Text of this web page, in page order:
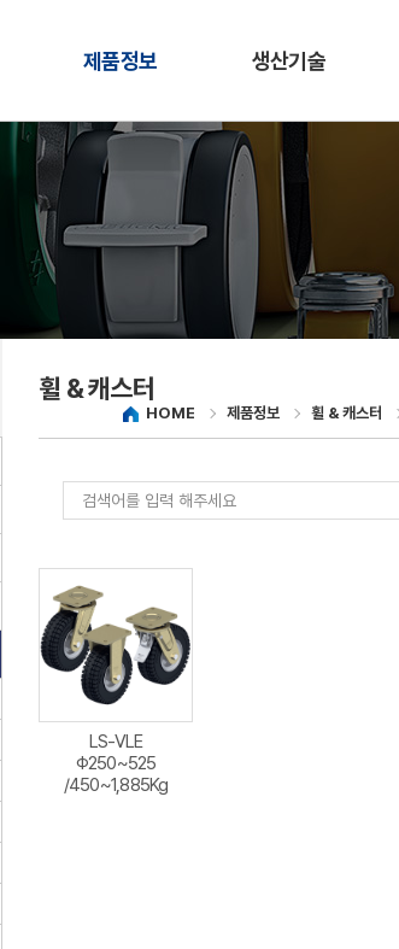
제품정보 생산기술
휠 & 캐스터
HOME 제품정보 휠 & 캐스터
LS-VLE
Φ250~525
/450~1,885Kg